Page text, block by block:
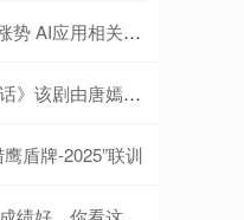
关个股引市场关注
由唐嫣赵又廷主演
盾牌-2025”联训